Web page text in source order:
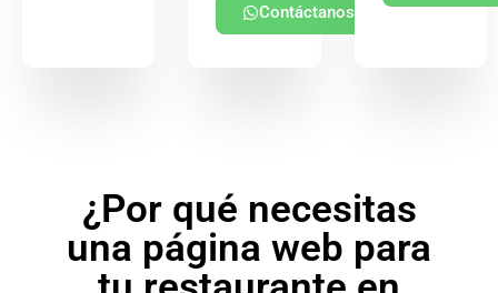
Contáctanos
¿Por qué necesitas
una página web para